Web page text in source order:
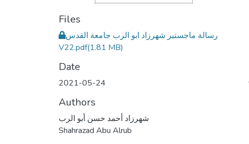
Files
رسالة ماجستير شهرزاد ابو الرب جامعة القدس
V22.pdf(1.81 MB)
Date
2021-05-24
Authors
شهرزاد أحمد حسن أبو الرب
Shahrazad Abu Alrub